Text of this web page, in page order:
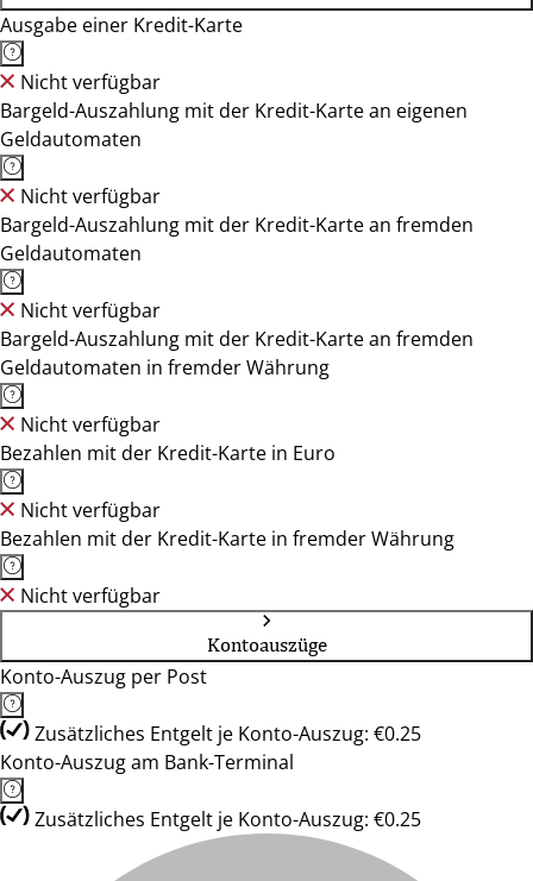
Ausgabe einer Kredit-Karte
Nicht verfügbar
Bargeld-Auszahlung mit der Kredit-Karte an eigenen
Geldautomaten
Nicht verfügbar
Bargeld-Auszahlung mit der Kredit-Karte an fremden
Geldautomaten
Nicht verfügbar
Bargeld-Auszahlung mit der Kredit-Karte an fremden
Geldautomaten in fremder Währung
Nicht verfügbar
Bezahlen mit der Kredit-Karte in Euro
Nicht verfügbar
Bezahlen mit der Kredit-Karte in fremder Währung
Nicht verfügbar
Kontoauszüge
Konto-Auszug per Post
Zusätzliches Entgelt je Konto-Auszug: €0.25
Konto-Auszug am Bank-Terminal
Zusätzliches Entgelt je Konto-Auszug: €0.25